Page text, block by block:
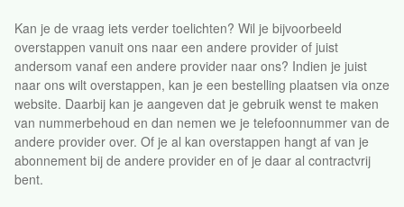
Kan je de vraag iets verder toelichten? Wil je bijvoorbeeld
overstappen vanuit ons naar een andere provider of juist
andersom vanaf een andere provider naar ons? Indien je juist
naar ons wilt overstappen, kan je een bestelling plaatsen via onze
website. Daarbij kan je aangeven dat je gebruik wenst te maken
van nummerbehoud en dan nemen we je telefoonnummer van de
andere provider over. Of je al kan overstappen hangt af van je
abonnement bij de andere provider en of je daar al contractvrij
bent.